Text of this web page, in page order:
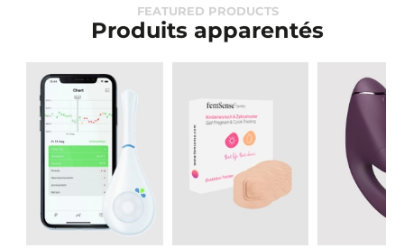
FEATURED PRODUCTS
Produits apparentés